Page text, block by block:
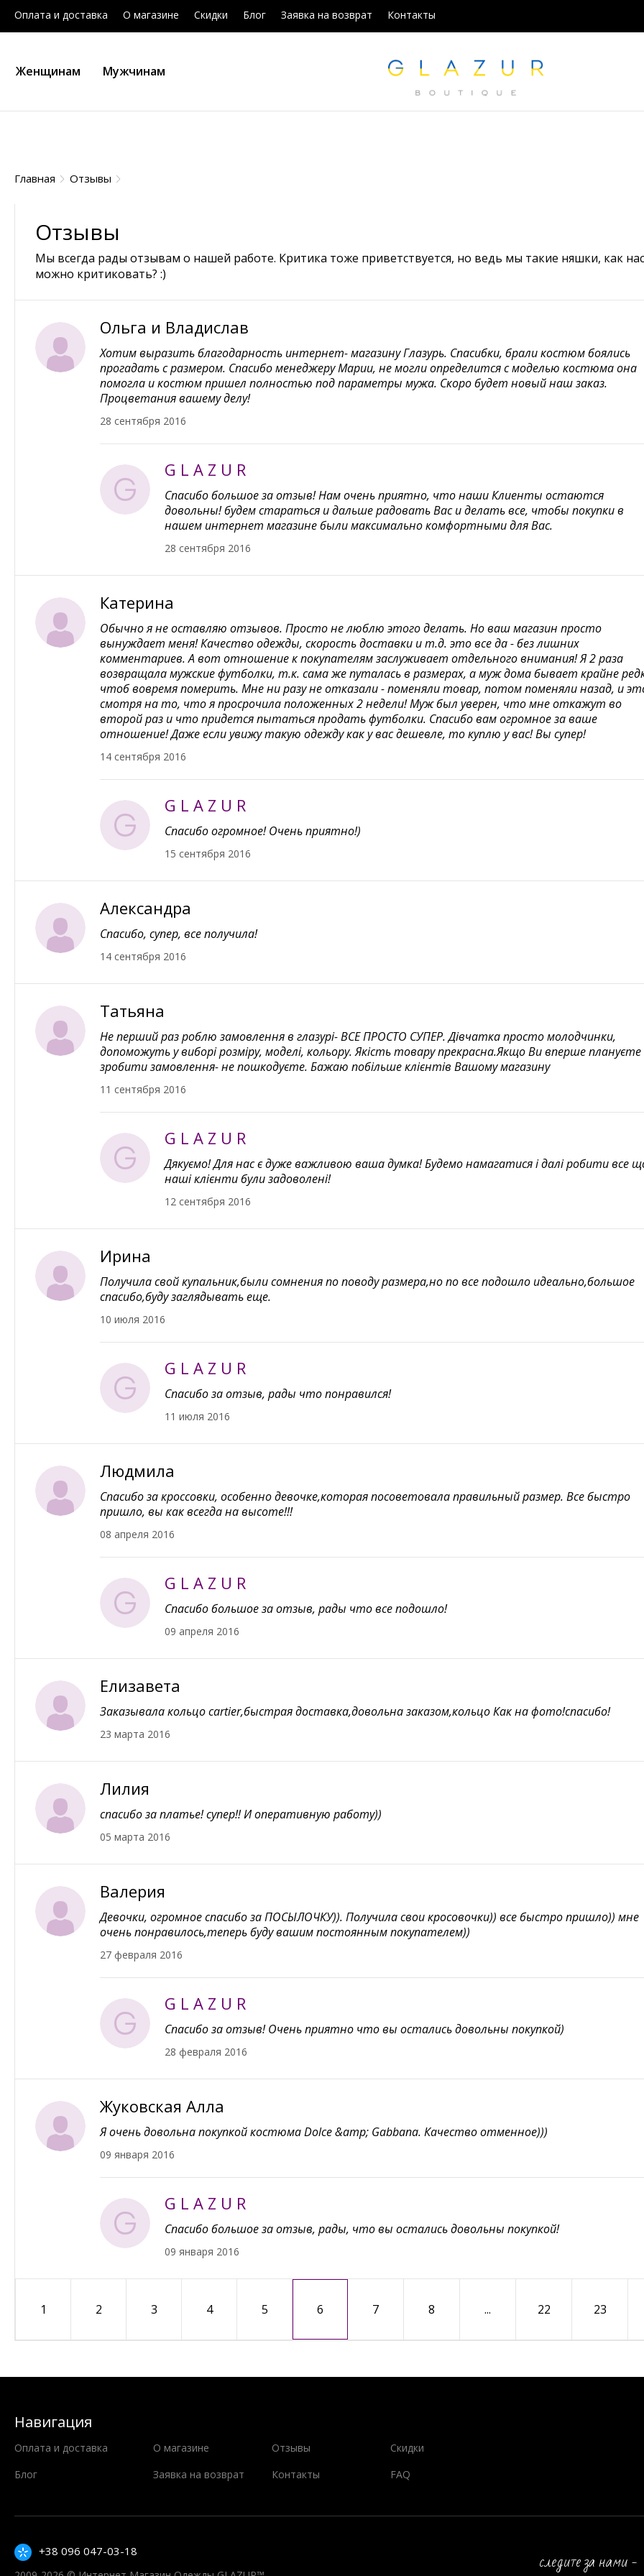
Оплата и доставка О магазине Скидки Блог Заявка на возврат Контакты
Женщинам Мужчинам
Главная Отзывы
Отзывы
Мы всегда рады отзывам о нашей работе. Критика тоже приветствуется, но ведь мы такие няшки, как нас
можно критиковать? :)
Ольга и Владислав
Хотим выразить благодарность интернет- магазину Глазурь. Спасибки, брали костюм боялись
прогадать с размером. Спасибо менеджеру Марии, не могли определится с моделью костюма она
помогла и костюм пришел полностью под параметры мужа. Скоро будет новый наш заказ.
Процветания вашему делу!
28 сентября 2016
G L A Z U R
Спасибо большое за отзыв! Нам очень приятно, что наши Клиенты остаются
довольны! будем стараться и дальше радовать Вас и делать все, чтобы покупки в
нашем интернет магазине были максимально комфортными для Вас.
28 сентября 2016
Катерина
Обычно я не оставляю отзывов. Просто не люблю этого делать. Но ваш магазин просто
вынуждает меня! Качество одежды, скорость доставки и т.д. это все да - без лишних
комментариев. А вот отношение к покупателям заслуживает отдельного внимания! Я 2 раза
возвращала мужские футболки, т.к. сама же путалась в размерах, а муж дома бывает крайне
чтоб вовремя померить. Мне ни разу не отказали - поменяли товар, потом поменяли назад, и
смотря на то, что я просрочила положенных 2 недели! Муж был уверен, что мне откажут во
второй раз и что придется пытаться продать футболки. Спасибо вам огромное за ваше
отношение! Даже если увижу такую одежду как у вас дешевле, то куплю у вас! Вы супер!
14 сентября 2016
G L A Z U R
Спасибо огромное! Очень приятно!)
15 сентября 2016
Александра
Спасибо, супер, все получила!
14 сентября 2016
Татьяна
Не перший раз роблю замовлення в глазурі- ВСЕ ПРОСТО СУПЕР. Дівчатка просто молодчинки,
допоможуть у виборі розміру, моделі, кольору. Якість товару прекрасна.Якщо Ви вперше плануєте
зробити замовлення- не пошкодуєте. Бажаю побільше клієнтів Вашому магазину
11 сентября 2016
G L A Z U R
Дякуємо! Для нас є дуже важливою ваша думка! Будемо намагатися і далі робити все
наші клієнти були задоволені!
12 сентября 2016
Ирина
Получила свой купальник,были сомнения по поводу размера,но по все подошло идеально,большое
спасибо,буду заглядывать еще.
10 июля 2016
G L A Z U R
Спасибо за отзыв, рады что понравился!
11 июля 2016
Людмила
Спасибо за кроссовки, особенно девочке,которая посоветовала правильный размер. Все быстро
пришло, вы как всегда на высоте!!!
08 апреля 2016
G L A Z U R
Спасибо большое за отзыв, рады что все подошло!
09 апреля 2016
Елизавета
Заказывала кольцо cartier,быстрая доставка,довольна заказом,кольцо Как на фото!спасибо!
23 марта 2016
Лилия
спасибо за платье! супер!! И оперативную работу))
05 марта 2016
Валерия
Девочки, огромное спасибо за ПОСЫЛОЧКУ)). Получила свои кросовочки)) все быстро пришло)) мне
очень понравилось,теперь буду вашим постоянным покупателем))
27 февраля 2016
G L A Z U R
Спасибо за отзыв! Очень приятно что вы остались довольны покупкой)
28 февраля 2016
Жуковская Алла
Я очень довольна покупкой костюма Dolce &amp; Gabbana. Качество отменное)))
09 января 2016
G L A Z U R
Спасибо большое за отзыв, рады, что вы остались довольны покупкой!
09 января 2016
1 2 3 4 5 6 7 8 ... 22 23
Навигация
Оплата и доставка О магазине Отзывы
Скидки
Блог
Заявка на возврат Контакты FAQ
+38 096 047-03-18 следите за нами -